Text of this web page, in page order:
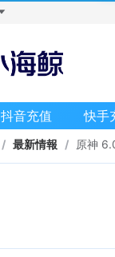
抖音充值 快手
/ 最新情報 / 原神